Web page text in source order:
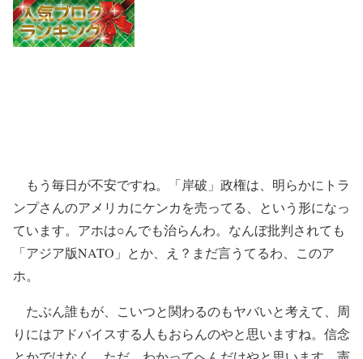
もう毎日が不安ですね。「岸破」政権は、明らかにトラ
ンプさんのアメリカにケンカを売ってる、という形になっ
ています。アホは○んでも治らんわ。なんぼ批判されても
「アジア版NATO」とか、え？まだ言うてるわ、このア
ホ。
たぶん誰もが、こいつと関わるのもヤバいと考えて、周
りにはアドバイスする人もおらんのやと思いますね。信念